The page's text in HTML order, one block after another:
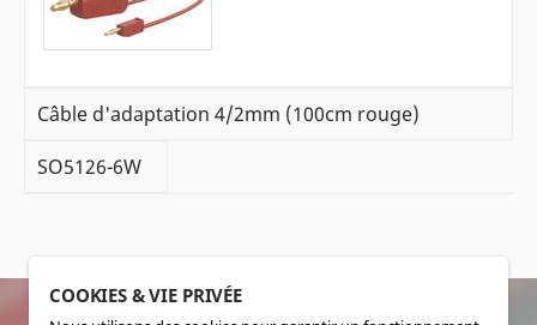
Câble d'adaptation 4/2mm (100cm rouge)
SO5126-6W
COOKIES & VIE PRIVÉE